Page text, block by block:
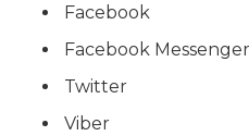
Facebook
Facebook Messenger
Twitter
Viber